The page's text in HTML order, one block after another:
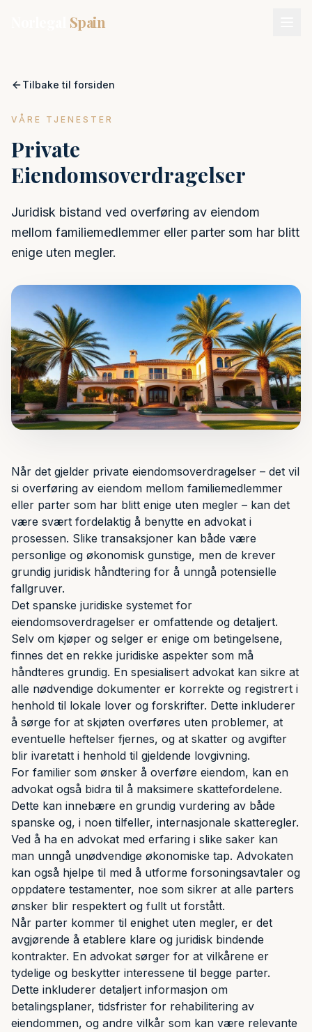
Spain
Tilbake til forsiden
VÅRE TJENESTER
Private
Eiendomsoverdragelser
Juridisk bistand ved overføring av eiendom
mellom familiemedlemmer eller parter som har blitt
enige uten megler.
Når det gjelder private eiendomsoverdragelser – det vil
si overføring av eiendom mellom familiemedlemmer
eller parter som har blitt enige uten megler – kan det
være svært fordelaktig å benytte en advokat i
prosessen. Slike transaksjoner kan både være
personlige og økonomisk gunstige, men de krever
grundig juridisk håndtering for å unngå potensielle
fallgruver.
Det spanske juridiske systemet for
eiendomsoverdragelser er omfattende og detaljert.
Selv om kjøper og selger er enige om betingelsene,
finnes det en rekke juridiske aspekter som må
håndteres grundig. En spesialisert advokat kan sikre at
alle nødvendige dokumenter er korrekte og registrert i
henhold til lokale lover og forskrifter. Dette inkluderer
å sørge for at skjøten overføres uten problemer, at
eventuelle heftelser fjernes, og at skatter og avgifter
blir ivaretatt i henhold til gjeldende lovgivning.
For familier som ønsker å overføre eiendom, kan en
advokat også bidra til å maksimere skattefordelene.
Dette kan innebære en grundig vurdering av både
spanske og, i noen tilfeller, internasjonale skatteregler.
Ved å ha en advokat med erfaring i slike saker kan
man unngå unødvendige økonomiske tap. Advokaten
kan også hjelpe til med å utforme forsoningsavtaler og
oppdatere testamenter, noe som sikrer at alle parters
ønsker blir respektert og fullt ut forstått.
Når parter kommer til enighet uten megler, er det
avgjørende å etablere klare og juridisk bindende
kontrakter. En advokat sørger for at vilkårene er
tydelige og beskytter interessene til begge parter.
Dette inkluderer detaljert informasjon om
betalingsplaner, tidsfrister for rehabilitering av
eiendommen, og andre vilkår som kan være relevante